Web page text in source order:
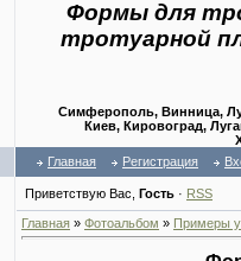
Формы для
тротуарной
Симферополь, Винница,
Киев, Кировоград,
Главная Регистрация
Приветствую Вас Гость · RSS
Главная » Фотоальбом » Примеры